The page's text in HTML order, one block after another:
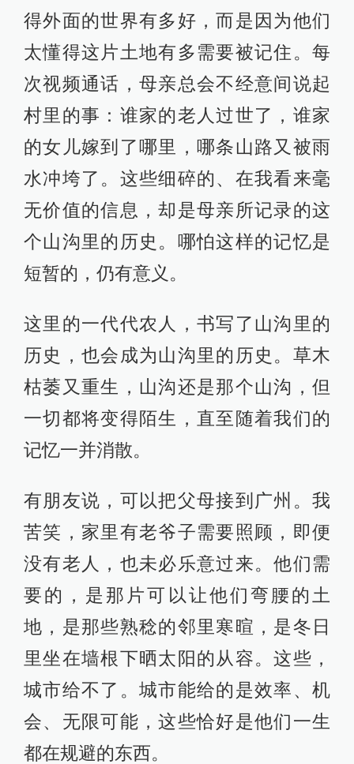
得外面的世界有多好，而是因为他们
太懂得这片土地有多需要被记住。每
次视频通话，母亲总会不经意间说起
村里的事：谁家的老人过世了，谁家
的女儿嫁到了哪里，哪条山路又被雨
水冲垮了。这些细碎的、在我看来毫
无价值的信息，却是母亲所记录的这
个山沟里的历史。哪怕这样的记忆是
短暂的，仍有意义。
这里的一代代农人，书写了山沟里的
历史，也会成为山沟里的历史。草木
枯萎又重生，山沟还是那个山沟，但
一切都将变得陌生，直至随着我们的
记忆一并消散。
有朋友说，可以把父母接到广州。我
苦笑，家里有老爷子需要照顾，即便
没有老人，也未必乐意过来。他们需
要的，是那片可以让他们弯腰的土
地，是那些熟稔的邻里寒暄，是冬日
里坐在墙根下晒太阳的从容。这些，
城市给不了。城市能给的是效率、机
会、无限可能，这些恰好是他们一生
都在规避的东西。